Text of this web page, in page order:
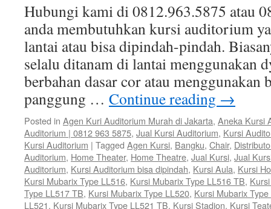
Hubungi kami di 0812.963.5875 atau
anda membutuhkan kursi auditorium
lantai atau bisa dipindah-pindah.
selalu ditanam di lantai menggunakan
berbahan dasar cor atau menggunakan
panggung … Continue reading →
Posted in Agen Kuri Auditorium Murah di Jakarta, Aneka Kursi
Auditorium | 0812 963 5875, Jual Kursi Auditorium, Kursi
Kursi Auditorium | Tagged Agen Kursi, Bangku, Chair,
Auditorium, Home Theater, Home Theatre, Jual Kursi, Jual
Auditorium, Kursi Auditorium bisa dipindah, Kursi Aula, Kursi
Kursi Mubarix Type LL516, Kursi Mubarix Type LL516 TB,
Type LL517 TB, Kursi Mubarix Type LL520, Kursi Mubarix
LL521, Kursi Mubarix Type LL521 TB, Kursi Stadion, Kursi